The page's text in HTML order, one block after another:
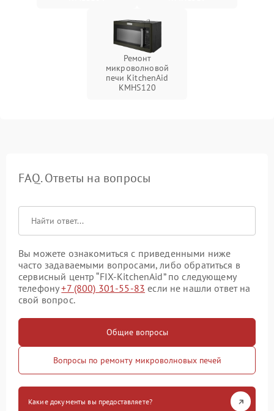
Ремонт
микроволновой
печи KitchenAid
KMHS120
FAQ. Ответы на вопросы
Вы можете ознакомиться с приведенными ниже
часто задаваемыми вопросами, либо обратиться в
сервисный центр “FIX-KitchenAid” по следующему
телефону+7 (800) 301-55-83 если не нашли ответ на
свой вопрос.
Общие вопросы
Вопросы по ремонту микроволновых печей
Какие документы вы предоставляете?